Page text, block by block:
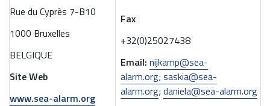
Rue du Cyprès 7-B10
1000 Bruxelles
BELGIQUE
Site Web
www.sea-alarm.org
Fax
+32(0)25027438
Email: nijkamp@sea-
alarm.org; saskia@sea-
alarm.org; daniela@sea-alarm.org